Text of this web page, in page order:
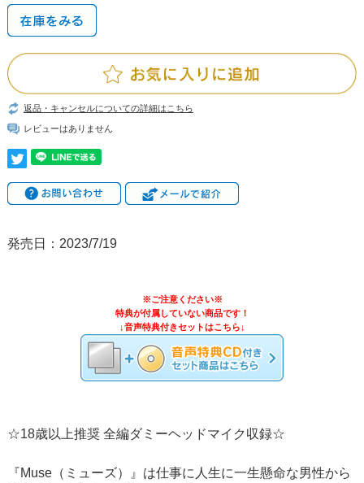
返品・キャンセルについての詳細はこちら
レビューはありません
発売日：2023/7/19
※ご注意ください※
特典が付属していない商品です！
↓音声特典付きセットはこちら↓
☆18歳以上推奨 全編ダミーヘッドマイク収録☆
『Muse（ミューズ）』は仕事に人生に一生懸命な男性から